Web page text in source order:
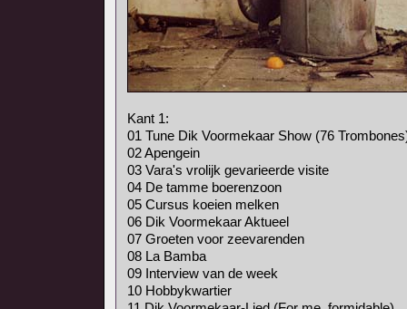
Kant 1:
01 Tune Dik Voormekaar Show (76
02 Apengein
03 Vara's vrolijk gevarieerde visite
04 De tamme boerenzoon
05 Cursus koeien melken
06 Dik Voormekaar Aktueel
07 Groeten voor zeevarenden
08 La Bamba
09 Interview van de week
10 Hobbykwartier